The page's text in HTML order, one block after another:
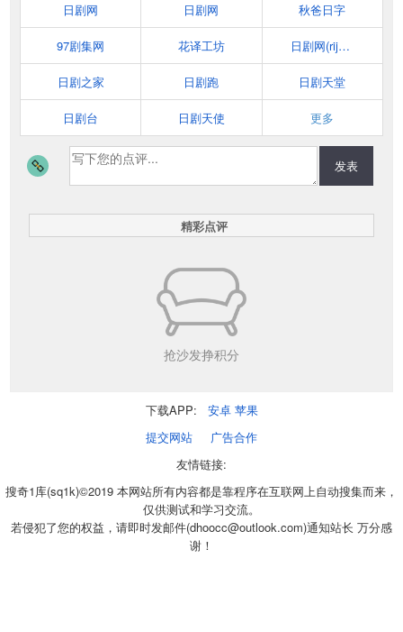
日剧网 日剧网 秋爸日字
97剧集网 花译工坊 日剧网(rijux.com)
日剧之家 日剧跑 日剧天堂
日剧台 日剧天使 更多
发表
精彩点评
抢沙发挣积分
下载APP: 安卓 苹果
提交网站
广告合作
友情链接:
搜奇1库(sq1k)©2019 本网站所有内容都是靠程序在互联网上自动搜集而来，
仅供测试和学习交流。
若侵犯了您的权益，请即时发邮件(dhoocc@outlook.com)通知站长 万分感
谢！